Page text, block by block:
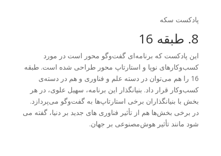
پادکست سکه
8. طبقه 16
این پادکست که برنامه‌ای گفت‌وگو محور است در مورد
کسب‌وکارهای نوپا و استارتاپ محور طراحی شده است. طبقه
16 را هم می‌توان در دسته علم و فناوری و هم در دسته‌ی
کسب‌وکار قرار داد. بنیانگذار این برنامه، سهیل علوی، در هر
بخش با بنیانگذاران برخی استارتاپ‌ها به گفت‌وگو می‌پردازد.
در برخی بخش‌ها هم از تأثیر فناوری های جدید بر دنیا، گفته می
شود مانند تأثیر هوش‌مصنوعی بر جهان.